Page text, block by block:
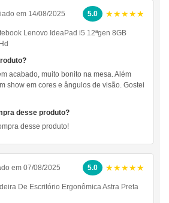
em 14/08/2025 5.0 ★★★★★
Lenovo IdeaPad i5 12ªgen 8GB
acabado, muito bonito na mesa. Além
show em cores e ângulos de visão. Gostei
desse produto?
desse produto!
em 07/08/2025 5.0 ★★★★★
De Escritório Ergonômica Astra Preta